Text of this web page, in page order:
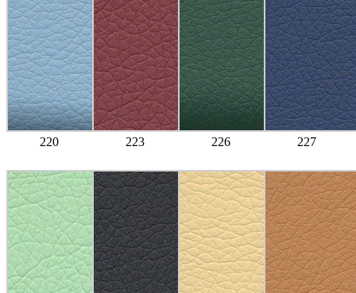
220 223 226 227